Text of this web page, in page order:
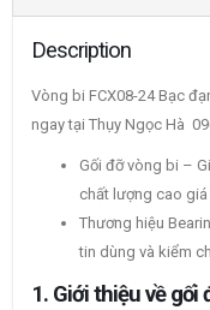
Description
Vòng bi FCX08-24 Bạc
ngay tại Thụy Ngọc Hà
Gối đỡ vòng bi –
chất lượng cao
Thương hiệu
tin dùng và kiểm
1. Giới thiệu về gối